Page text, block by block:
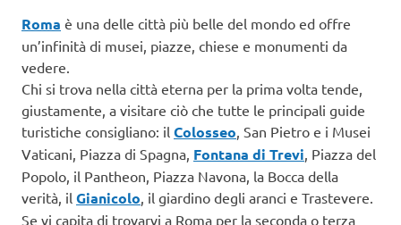
Roma è una delle città più belle del mondo ed offre
un’infinità di musei, piazze, chiese e monumenti da
vedere.
Chi si trova nella città eterna per la prima volta tende,
giustamente, a visitare ciò che tutte le principali guide
turistiche consigliano: il Colosseo, San Pietro e i Musei
Vaticani, Piazza di Spagna, Fontana di Trevi, Piazza del
Popolo, il Pantheon, Piazza Navona, la Bocca della
verità, il Gianicolo, il giardino degli aranci e Trastevere.
Se vi capita di trovarvi a Roma per la seconda o terza